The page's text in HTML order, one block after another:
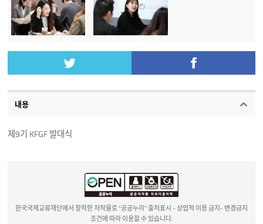
내용
제9기 KFGF 발대식
한국국제교류재단에서 창작한 저작물로 "공공누리" 출처표시 - 상업적 이용 금지- 변경금지
조건에 따라 이용할 수 있습니다.